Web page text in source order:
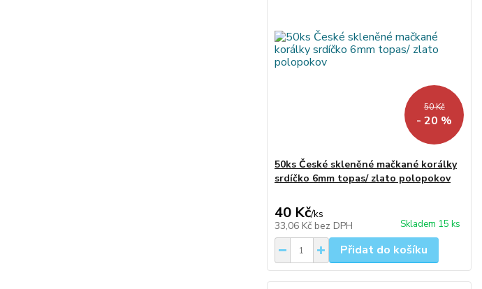
50 Kč
- 20 %
50ks České skleněné mačkané korálky
srdíčko 6mm topas/ zlato polopokov
40 Kč/ks
33,06 Kč bez DPH Skladem 15 ks
Přidat do košíku